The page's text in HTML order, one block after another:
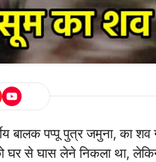
बालक पप्पू पुत्र जमुना, का शव
से घास लेने निकला था,